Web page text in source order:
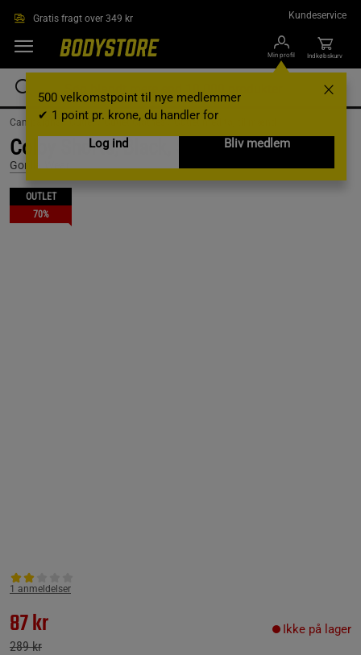
Gratis fragt over 349 kr Kundeservice
Min profil
500 velkomstpoint til nye medlemmer
✔ 1 point pr. krone, du handler for
Log ind
Bliv medlem
Indkøbskurv
Campaigns / Outlet / Outlet Clothes /Outlet med tøj til mænd
Colby Shorts, Black, S
Gorilla Wear
OUTLET
70%
1 anmeldelser
87 kr
289 kr
Ikke på lager